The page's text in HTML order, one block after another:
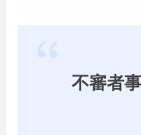
不審者